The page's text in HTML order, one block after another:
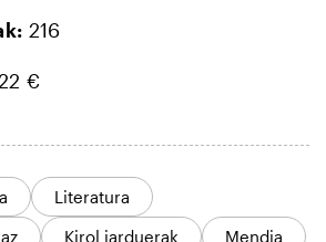
216
22 €
Literatura
Kirol jarduerak
Mendia